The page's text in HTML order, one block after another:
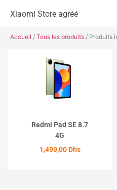
Xiaomi Store agréé
Accueil / Tous les produits / Produits
Redmi Pad SE 8.7
4G
1,499,00 Dhs